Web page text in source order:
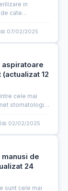
in
cate
este
📅 07/02/2025
aspiratoare
12
cele mai
stomatologic,
mai
📅 02/02/2025
de
24
sunt cele mai